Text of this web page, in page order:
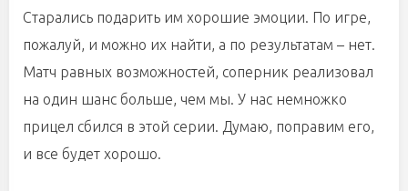
Старались подарить им хорошие эмоции. По игре,
пожалуй, и можно их найти, а по результатам – нет.
Матч равных возможностей, соперник реализовал
на один шанс больше, чем мы. У нас немножко
прицел сбился в этой серии. Думаю, поправим его,
и все будет хорошо.